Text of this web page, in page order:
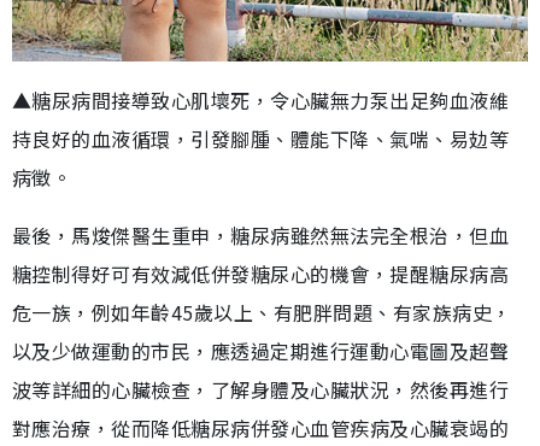
▲糖尿病間接導致心肌壞死，令心臟無力泵出足夠血液維
持良好的血液循環，引發腳腫、體能下降、氣喘、易攰等
病徵。
最後，馬焌傑醫生重申，糖尿病雖然無法完全根治，但血
糖控制得好可有效減低併發糖尿心的機會，提醒糖尿病高
危一族，例如年齡45歲以上、有肥胖問題、有家族病史，
以及少做運動的市民，應透過定期進行運動心電圖及超聲
波等詳細的心臟檢查，了解身體及心臟狀況，然後再進行
對應治療，從而降低糖尿病併發心血管疾病及心臟衰竭的